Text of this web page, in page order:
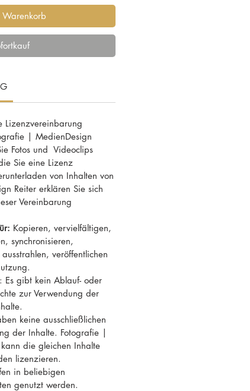
Lizenzvereinbarung
| MedienDesign
Fotos und Videoclips
Sie eine Lizenz
von Inhalten von
Reiter erklären Sie sich
Vereinbarung
Kopieren, vervielfältigen,
synchronisieren,
veröffentlichen
: Es gibt kein Ablauf- oder
zur Verwendung der
keine ausschließlichen
der Inhalte. Fotografie |
die gleichen Inhalte
lizenzieren.
in beliebigen
genutzt werden.